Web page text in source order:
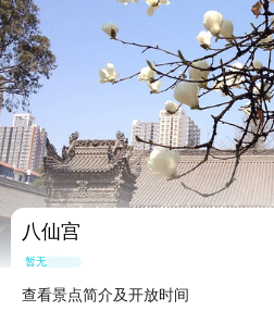
八仙宫
暂无点评
查看景点简介及开放时间
